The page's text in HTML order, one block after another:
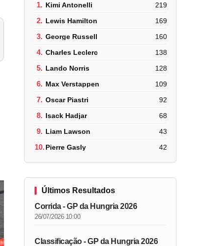
1. Kimi Antonelli 219
2. Lewis Hamilton 169
3. George Russell 160
4. Charles Leclerc 138
5. Lando Norris 128
6. Max Verstappen 109
7. Oscar Piastri 92
8. Isack Hadjar 68
9. Liam Lawson 43
10.Pierre Gasly 42
Últimos Resultados
Corrida - GP da Hungria 2026
26/07/2026 10:00
Classificação - GP da Hungria 2026